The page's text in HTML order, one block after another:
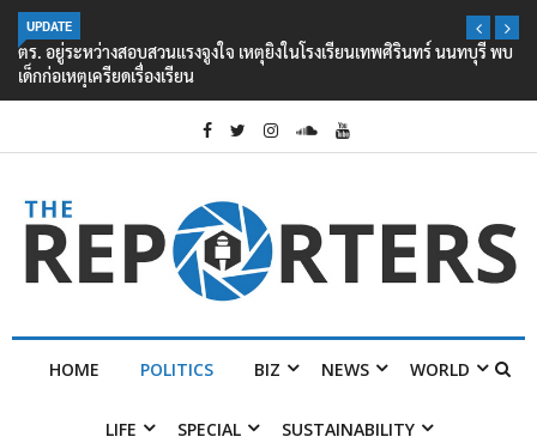
UPDATE
ตร. อยู่ระหว่างสอบสวนแรงจูงใจ เหตุยิงในโรงเรียนเทพศิรินทร์ นนทบุรี พบ
เด็กก่อเหตุเครียดเรื่องเรียน
HOME POLITICS BIZ NEWS WORLD
LIFE SPECIAL SUSTAINABILITY